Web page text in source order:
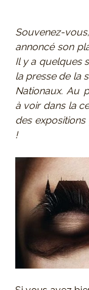
Souvenez-
annoncé son
Il y a quelques
la presse de la
Nationaux. Au
à voir dans la
des expositions
!